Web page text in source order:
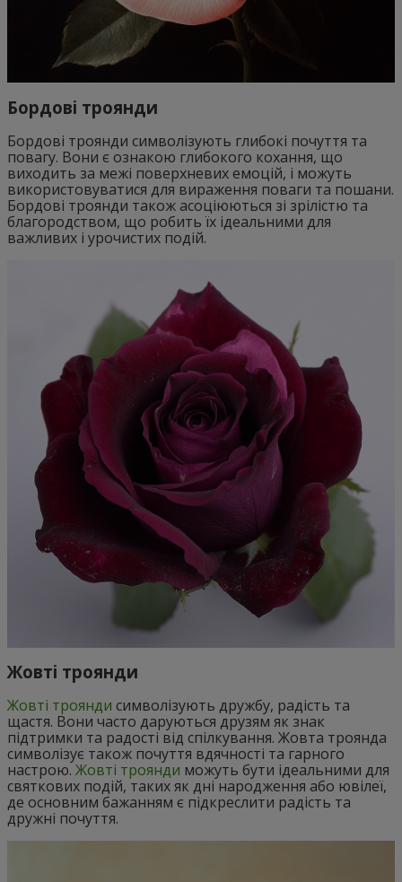
Бордові троянди
Бордові троянди символізують глибокі почуття та
повагу. Вони є ознакою глибокого кохання, що
виходить за межі поверхневих емоцій, і можуть
використовуватися для вираження поваги та пошани.
Бордові троянди також асоціюються зі зрілістю та
благородством, що робить їх ідеальними для
важливих і урочистих подій.
Жовті троянди
Жовті троянди символізують дружбу, радість та
щастя. Вони часто даруються друзям як знак
підтримки та радості від спілкування. Жовта троянда
символізує також почуття вдячності та гарного
настрою. Жовті троянди можуть бути ідеальними для
святкових подій, таких як дні народження або ювілеї,
де основним бажанням є підкреслити радість та
дружні почуття.